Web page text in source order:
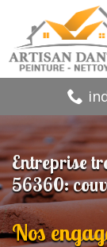
Entreprise
56360:
Nos